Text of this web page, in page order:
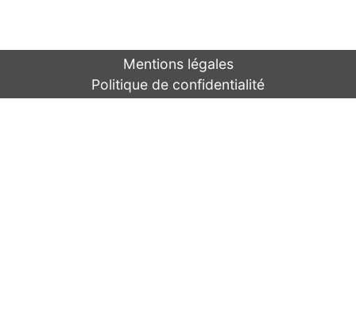
Mentions légales
Politique de confidentialité